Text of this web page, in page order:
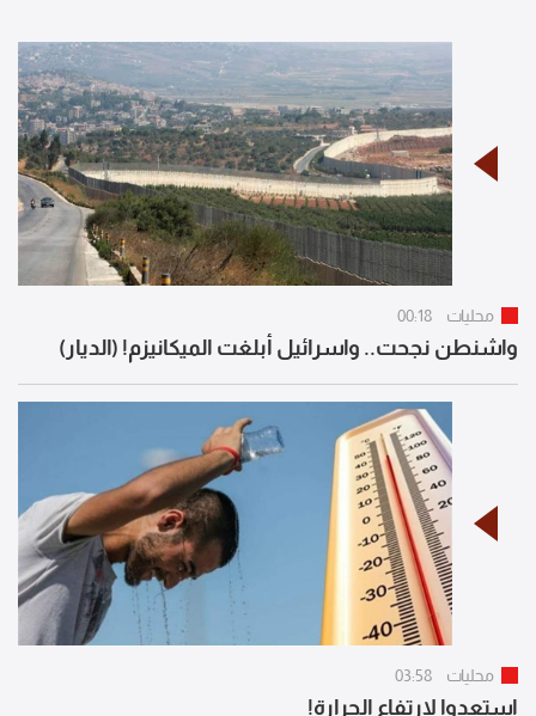
محليات 00:18
واشنطن نجحت.. واسرائيل أبلغت الميكانيزم! (الديار)
محليات 03:58
استعدوا لارتفاع الحرارة!